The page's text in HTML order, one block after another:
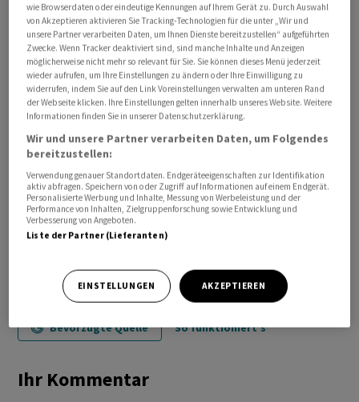
Bevorzugte Quelle So funktioniert's
Ihr Kommentar
wie Browserdaten oder eindeutige Kennungen auf Ihrem Gerät zu. Durch Auswahl
von Akzeptieren aktivieren Sie Tracking-Technologien für die unter „Wir und
unsere Partner verarbeiten Daten, um Ihnen Dienste bereitzustellen“ aufgeführten
Zwecke. Wenn Tracker deaktiviert sind, sind manche Inhalte und Anzeigen
möglicherweise nicht mehr so relevant für Sie. Sie können dieses Menü jederzeit
wieder aufrufen, um Ihre Einstellungen zu ändern oder Ihre Einwilligung zu
widerrufen, indem Sie auf den Link Voreinstellungen verwalten am unteren Rand
der Webseite klicken. Ihre Einstellungen gelten innerhalb unseres Website. Weitere
Informationen finden Sie in unserer Datenschutzerklärung.
Wir und unsere Partner verarbeiten Daten, um Folgendes
bereitzustellen:
Verwendung genauer Standortdaten. Endgeräteeigenschaften zur Identifikation
aktiv abfragen. Speichern von oder Zugriff auf Informationen auf einem Endgerät.
Personalisierte Werbung und Inhalte, Messung von Werbeleistung und der
Performance von Inhalten, Zielgruppenforschung sowie Entwicklung und
Verbesserung von Angeboten.
Liste der Partner (Lieferanten)
EINSTELLUNGEN AKZEPTIEREN